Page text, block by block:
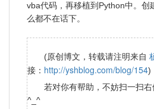
vba代码，再移植到Python中。创
么都不在话下。
(原创博文，转载请注明来自
接： http://yshblog.com/blog/154)
若对你有帮助，不妨扫一扫右
^_^